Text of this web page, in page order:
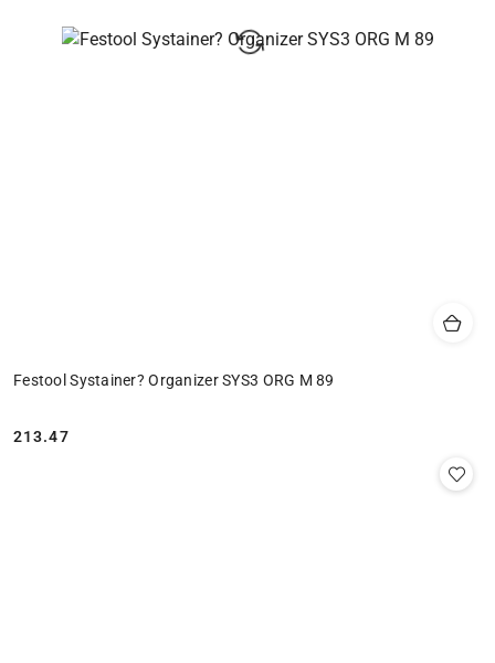
Festool Systainer? Organizer SYS3 ORG M 89
Cena:
213.47